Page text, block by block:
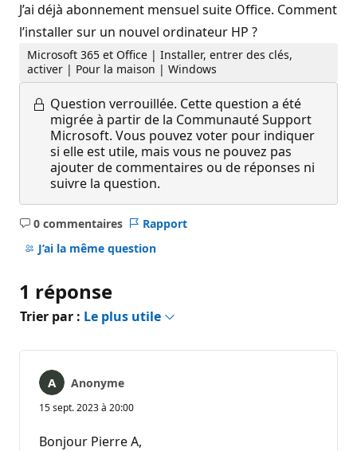
J’ai déjà abonnement mensuel suite Office. Comment
l’installer sur un nouvel ordinateur HP ?
Microsoft 365 et Office | Installer, entrer des clés,
activer | Pour la maison | Windows
Question verrouillée. Cette question a été
migrée à partir de la Communauté Support
Microsoft. Vous pouvez voter pour indiquer
si elle est utile, mais vous ne pouvez pas
ajouter de commentaires ou de réponses ni
suivre la question.
0 commentaires
Aucun
commentaire
Rapport
J’ai la même question
1 réponse
Trier par : Le plus utile
Anonyme
15 sept. 2023 à 20:00
Bonjour Pierre A,